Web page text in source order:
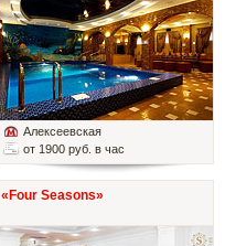
Алексеевская
от 1900 руб. в час
«Four Seasons»